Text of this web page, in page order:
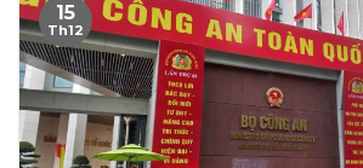
15
Th12